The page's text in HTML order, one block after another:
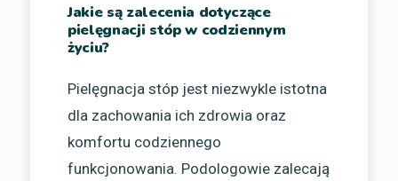
Jakie są zalecenia dotyczące
pielęgnacji stóp w codziennym
życiu?
Pielęgnacja stóp jest niezwykle istotna
dla zachowania ich zdrowia oraz
komfortu codziennego
funkcjonowania. Podologowie zalecają